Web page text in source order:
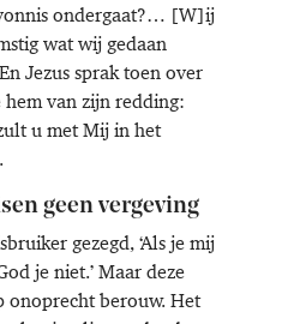
ondergaat?… [W]ij
wat wij gedaan
Jezus sprak toen over
van zijn redding:
u met Mij in het
geen vergeving
gezegd, ‘Als je mij
je niet.’ Maar deze
onoprecht berouw. Het